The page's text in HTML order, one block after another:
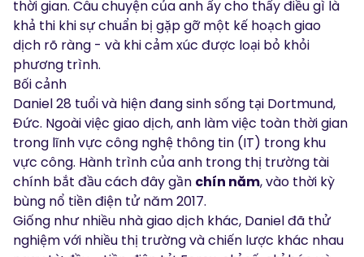
thời gian. Câu chuyện của anh ấy cho thấy điều gì là
khả thi khi sự chuẩn bị gặp gỡ một kế hoạch giao
dịch rõ ràng - và khi cảm xúc được loại bỏ khỏi
phương trình.
Bối cảnh
Daniel 28 tuổi và hiện đang sinh sống tại Dortmund,
Đức. Ngoài việc giao dịch, anh làm việc toàn thời gian
trong lĩnh vực công nghệ thông tin (IT) trong khu
vực công. Hành trình của anh trong thị trường tài
chính bắt đầu cách đây gần chín năm, vào thời kỳ
bùng nổ tiền điện tử năm 2017.
Giống như nhiều nhà giao dịch khác, Daniel đã thử
nghiệm với nhiều thị trường và chiến lược khác nhau